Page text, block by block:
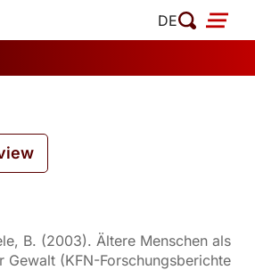
DE
B. (2003). Ältere Menschen als
Gewalt (KFN-Forschungsberichte